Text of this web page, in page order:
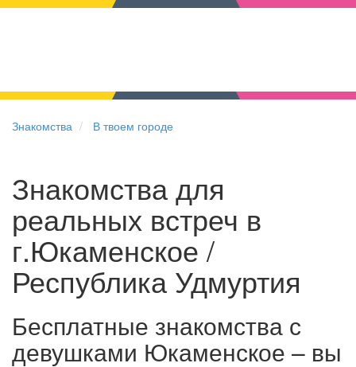
Знакомства В твоем городе
Знакомства для
реальных встреч в
г.Юкаменское /
Республика Удмуртия
Бесплатные знакомства с
девушками Юкаменское – вы